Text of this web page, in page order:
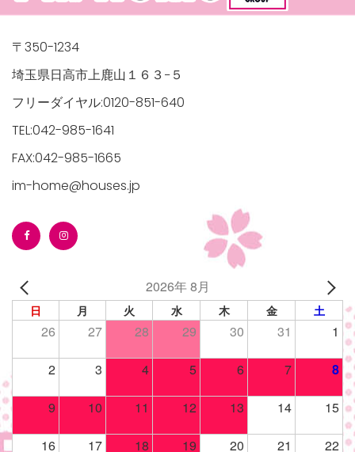
〒350-1234
埼玉県日高市上鹿山１６３−５
フリーダイヤル:0120-851-640
TEL:042-985-1641
FAX:042-985-1665
im-home@houses.jp
2026年 8月
日 月 火 水 木 金 土
26 27 28 29 30 31 1
2 3 4 5 6 7 8
9 10 11 12 13 14 15
16 17 18 19 20 21 22